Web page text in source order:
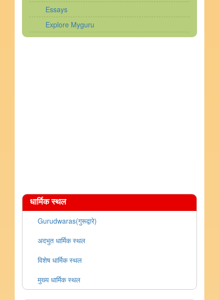
Essays
Explore Myguru
धार्मिक स्थल
Gurudwaras(गुरूद्वारे)
अदभुत धार्मिक स्थल
विशेष धार्मिक स्थल
मुख्य धार्मिक स्थल